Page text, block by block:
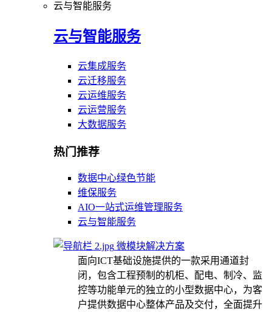
云与智能服务
云与智能服务
云集成服务
云迁移服务
云运维服务
云运营服务
大数据服务
热门推荐
数据中心绿色节能
维保服务
AIO一站式运维管理服务
云与智能服务
微模块解决方案
面向ICT基础设施提供的一款采用通道封
闭，包含工程预制的机柜、配电、制冷、监
控等功能单元的独立的小型数据中心，为客
户提供数据中心整体产品及交付，全面提升